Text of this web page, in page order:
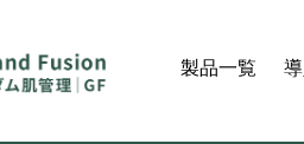
製品一覧